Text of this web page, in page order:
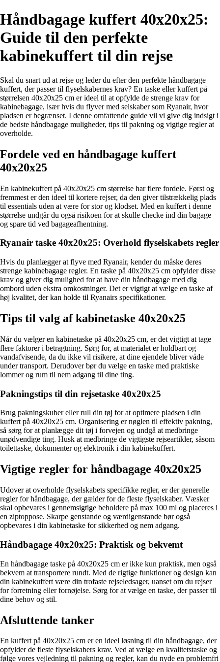
Håndbagage kuffert 40x20x25:
Guide til den perfekte
kabinekuffert til din rejse
Skal du snart ud at rejse og leder du efter den perfekte håndbagage
kuffert, der passer til flyselskabernes krav? En taske eller kuffert på
størrelsen 40x20x25 cm er ideel til at opfylde de strenge krav for
kabinebagage, især hvis du flyver med selskaber som Ryanair, hvor
pladsen er begrænset. I denne omfattende guide vil vi give dig indsigt i
de bedste håndbagage muligheder, tips til pakning og vigtige regler at
overholde.
Fordele ved en håndbagage kuffert
40x20x25
En kabinekuffert på 40x20x25 cm størrelse har flere fordele. Først og
fremmest er den ideel til kortere rejser, da den giver tilstrækkelig plads
til essentials uden at være for stor og klodset. Med en kuffert i denne
størrelse undgår du også risikoen for at skulle checke ind din bagage
og spare tid ved bagageafhentning.
Ryanair taske 40x20x25: Overhold flyselskabets regler
Hvis du planlægger at flyve med Ryanair, kender du måske deres
strenge kabinebagage regler. En taske på 40x20x25 cm opfylder disse
krav og giver dig mulighed for at have din håndbagage med dig
ombord uden ekstra omkostninger. Det er vigtigt at vælge en taske af
høj kvalitet, der kan holde til Ryanairs specifikationer.
Tips til valg af kabinetaske 40x20x25
Når du vælger en kabinetaske på 40x20x25 cm, er det vigtigt at tage
flere faktorer i betragtning. Sørg for, at materialet er holdbart og
vandafvisende, da du ikke vil risikere, at dine ejendele bliver våde
under transport. Derudover bør du vælge en taske med praktiske
lommer og rum til nem adgang til dine ting.
Pakningstips til din rejsetaske 40x20x25
Brug pakningskuber eller rull din tøj for at optimere pladsen i din
kuffert på 40x20x25 cm. Organisering er nøglen til effektiv pakning,
så sørg for at planlægge dit tøj i forvejen og undgå at medbringe
unødvendige ting. Husk at medbringe de vigtigste rejseartikler, såsom
toilettaske, dokumenter og elektronik i din kabinekuffert.
Vigtige regler for håndbagage 40x20x25
Udover at overholde flyselskabets specifikke regler, er der generelle
regler for håndbagage, der gælder for de fleste flyselskaber. Væsker
skal opbevares i gennemsigtige beholdere på max 100 ml og placeres i
en ziptoppose. Skarpe genstande og værdigenstande bør også
opbevares i din kabinetaske for sikkerhed og nem adgang.
Håndbagage 40x20x25: Praktisk og bekvemt
En håndbagage taske på 40x20x25 cm er ikke kun praktisk, men også
bekvem at transportere rundt. Med de rigtige funktioner og design kan
din kabinekuffert være din trofaste rejseledsager, uanset om du rejser
for forretning eller fornøjelse. Sørg for at vælge en taske, der passer til
dine behov og stil.
Afsluttende tanker
En kuffert på 40x20x25 cm er en ideel løsning til din håndbagage, der
opfylder de fleste flyselskabers krav. Ved at vælge en kvalitetstaske og
følge vores vejledning til pakning og regler, kan du nyde en problemfri